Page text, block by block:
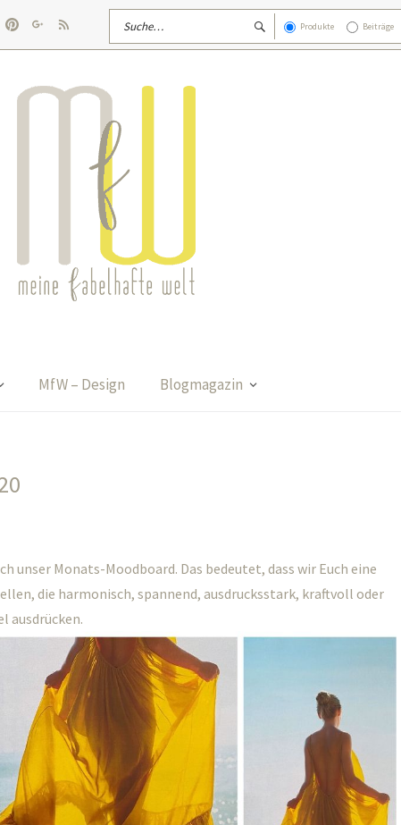
google
rss
Produkte Beiträge
MfW – Design Blogmagazin
unser Monats-Moodboard. Das bedeutet, dass wir Euch eine
die harmonisch, spannend, ausdrucksstark, kraftvoll oder
ausdrücken.